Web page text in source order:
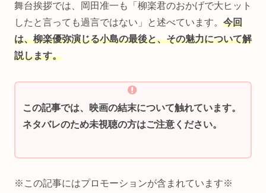
舞台挨拶では、岡田准一も「柳楽君のおかげで大ヒット
したと言っても過言ではない」と述べています。 今回
は、柳楽優弥演じる小島の最後と、その魅力について解
説します。
この記事では、映画の結末について触れています。
ネタバレのため未視聴の方はご注意ください。
※この記事にはプロモーションが含まれています※